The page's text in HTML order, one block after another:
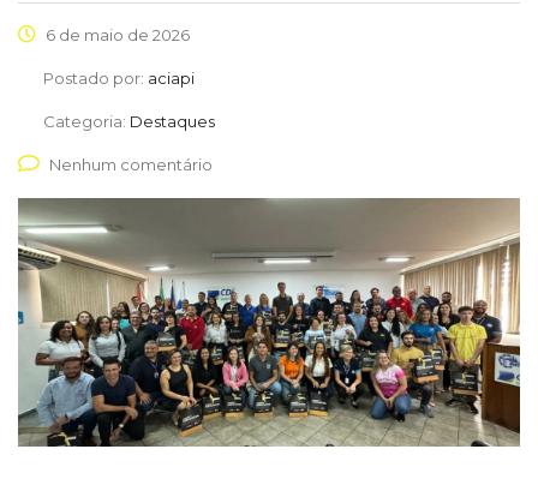
6 de maio de 2026
Postado por: aciapi
Categoria: Destaques
Nenhum comentário